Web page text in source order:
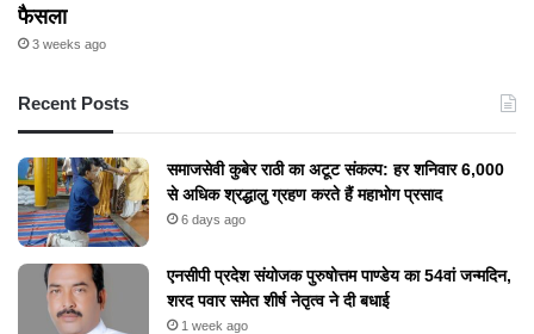
फैसला
3 weeks ago
Recent Posts
समाजसेवी कुबेर राठी का अटूट संकल्प: हर शनिवार 6,000
से अधिक श्रद्धालु ग्रहण करते हैं महाभोग प्रसाद
6 days ago
एनसीपी प्रदेश संयोजक पुरुषोत्तम पाण्डेय का 54वां जन्मदिन,
शरद पवार समेत शीर्ष नेतृत्व ने दी बधाई
1 week ago